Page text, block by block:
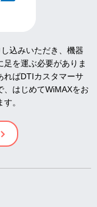
込みいただき、機器
を運ぶ必要がありま
ればDTIカスタマーサ
、はじめてWiMAXをお
。